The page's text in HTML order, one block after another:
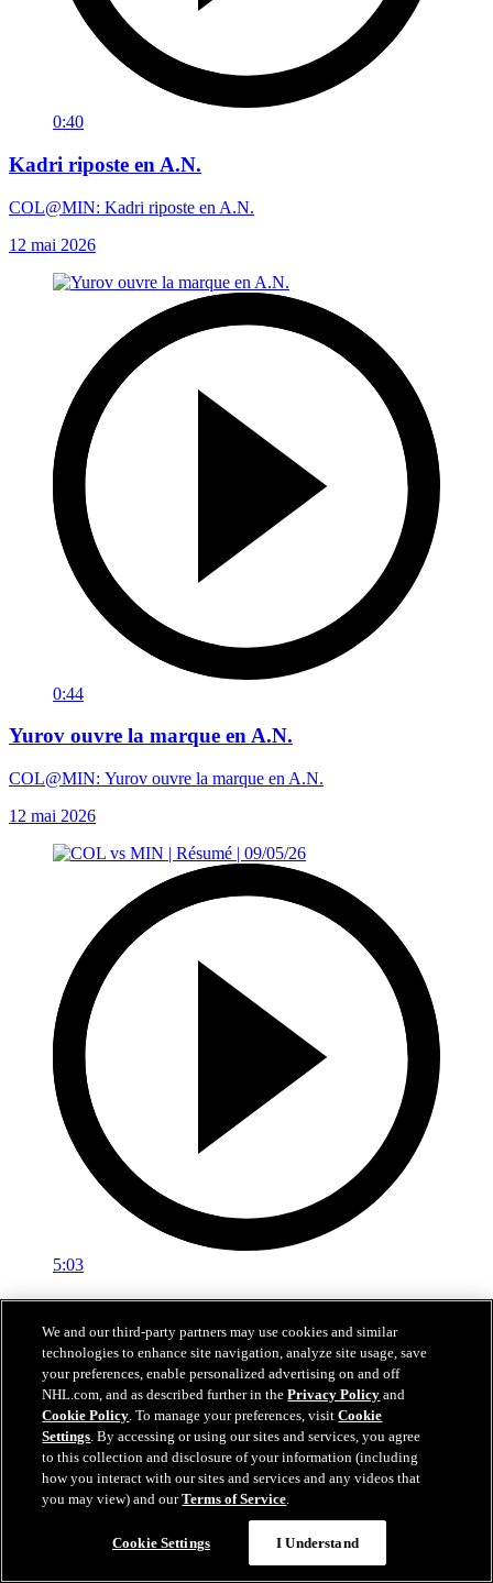
0:40
Kadri riposte en A.N.
COL@MIN: Kadri riposte en A.N.
12 mai 2026
0:44
Yurov ouvre la marque en A.N.
COL@MIN: Yurov ouvre la marque en A.N.
12 mai 2026
5:03
COL vs MIN | Résumé | 09/05/26
Avalanche vs Wild | Résumé | 09/05/26
10 mai 2026
We and our third-party partners may use cookies and similar
technologies to enhance site navigation, analyze site usage, save
your preferences, enable personalized advertising on and off
NHL.com, and as described further in thePrivacy Policy and
Cookie Policy. To manage your preferences, visitCookie
Settings. By accessing or using our sites and services, you agree
to this collection and disclosure of your information (including
how you interact with our sites and services and any videos that
you may view) and ourTerms of Service.
Cookie Settings I Understand